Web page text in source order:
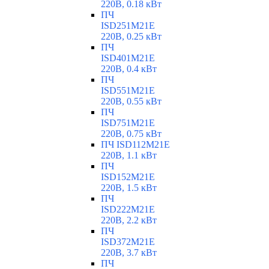
220В, 0.18 кВт
ПЧ
ISD251M21E
220В, 0.25 кВт
ПЧ
ISD401M21E
220В, 0.4 кВт
ПЧ
ISD551M21E
220В, 0.55 кВт
ПЧ
ISD751M21E
220В, 0.75 кВт
ПЧ ISD112M21E
220В, 1.1 кВт
ПЧ
ISD152M21E
220В, 1.5 кВт
ПЧ
ISD222M21E
220В, 2.2 кВт
ПЧ
ISD372M21E
220В, 3.7 кВт
ПЧ